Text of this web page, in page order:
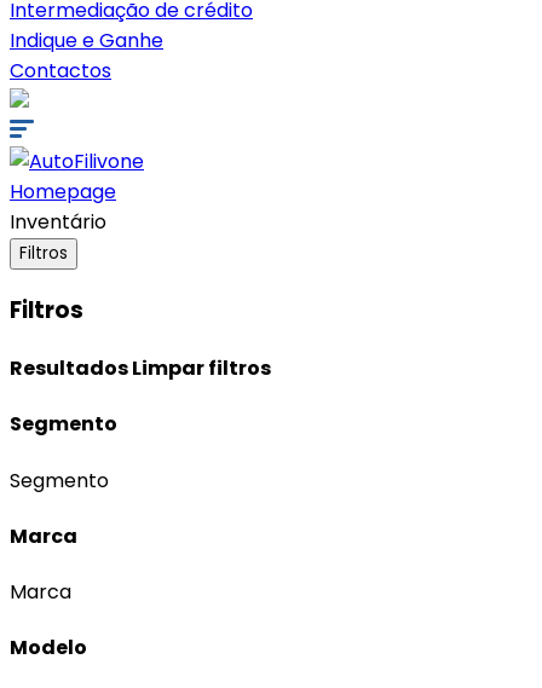
Intermediação de crédito
Indique e Ganhe
Contactos
Homepage
Inventário
Filtros
Filtros
ResultadosLimpar filtros
Segmento
Segmento
Marca
Marca
Modelo